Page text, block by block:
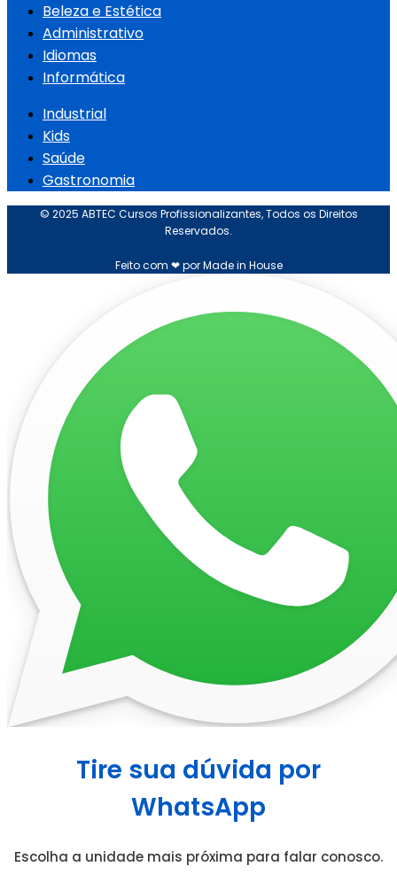
Beleza e Estética
Administrativo
Idiomas
Informática
Industrial
Kids
Saúde
Gastronomia
© 2025 ABTEC Cursos Profissionalizantes, Todos os Direitos
Reservados.
Feito com ❤ por Made in House
Tire sua dúvida por
WhatsApp
Escolha a unidade mais próxima para falar conosco.